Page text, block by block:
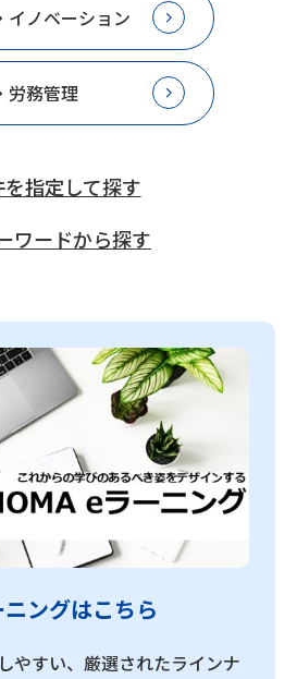
イノベーション
労務管理
を指定して探す
ワードから探す
ングはこちら
やすい、厳選されたラインナ